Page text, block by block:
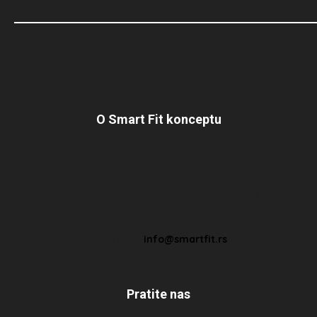
O Smart Fit konceptu
info@smartfit.rs
Pratite nas